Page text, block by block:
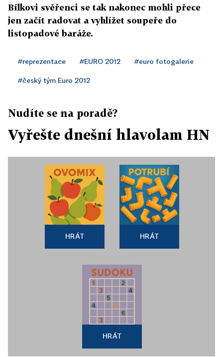
Bílkovi svěřenci se tak nakonec mohli přece
jen začít radovat a vyhlížet soupeře do
listopadové baráže.
#reprezentace #EURO 2012 #euro fotogalerie
#český tým Euro 2012
Nudíte se na poradě?
Vyřešte dnešní hlavolam HN
HRÁT HRÁT
HRÁT